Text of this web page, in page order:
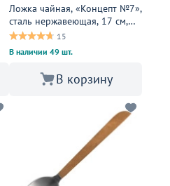
Ложка чайная, «Концепт №7»,
сталь нержавеющая, 17 см,
золотой, металлический
15
В наличии 49 шт.
В корзину